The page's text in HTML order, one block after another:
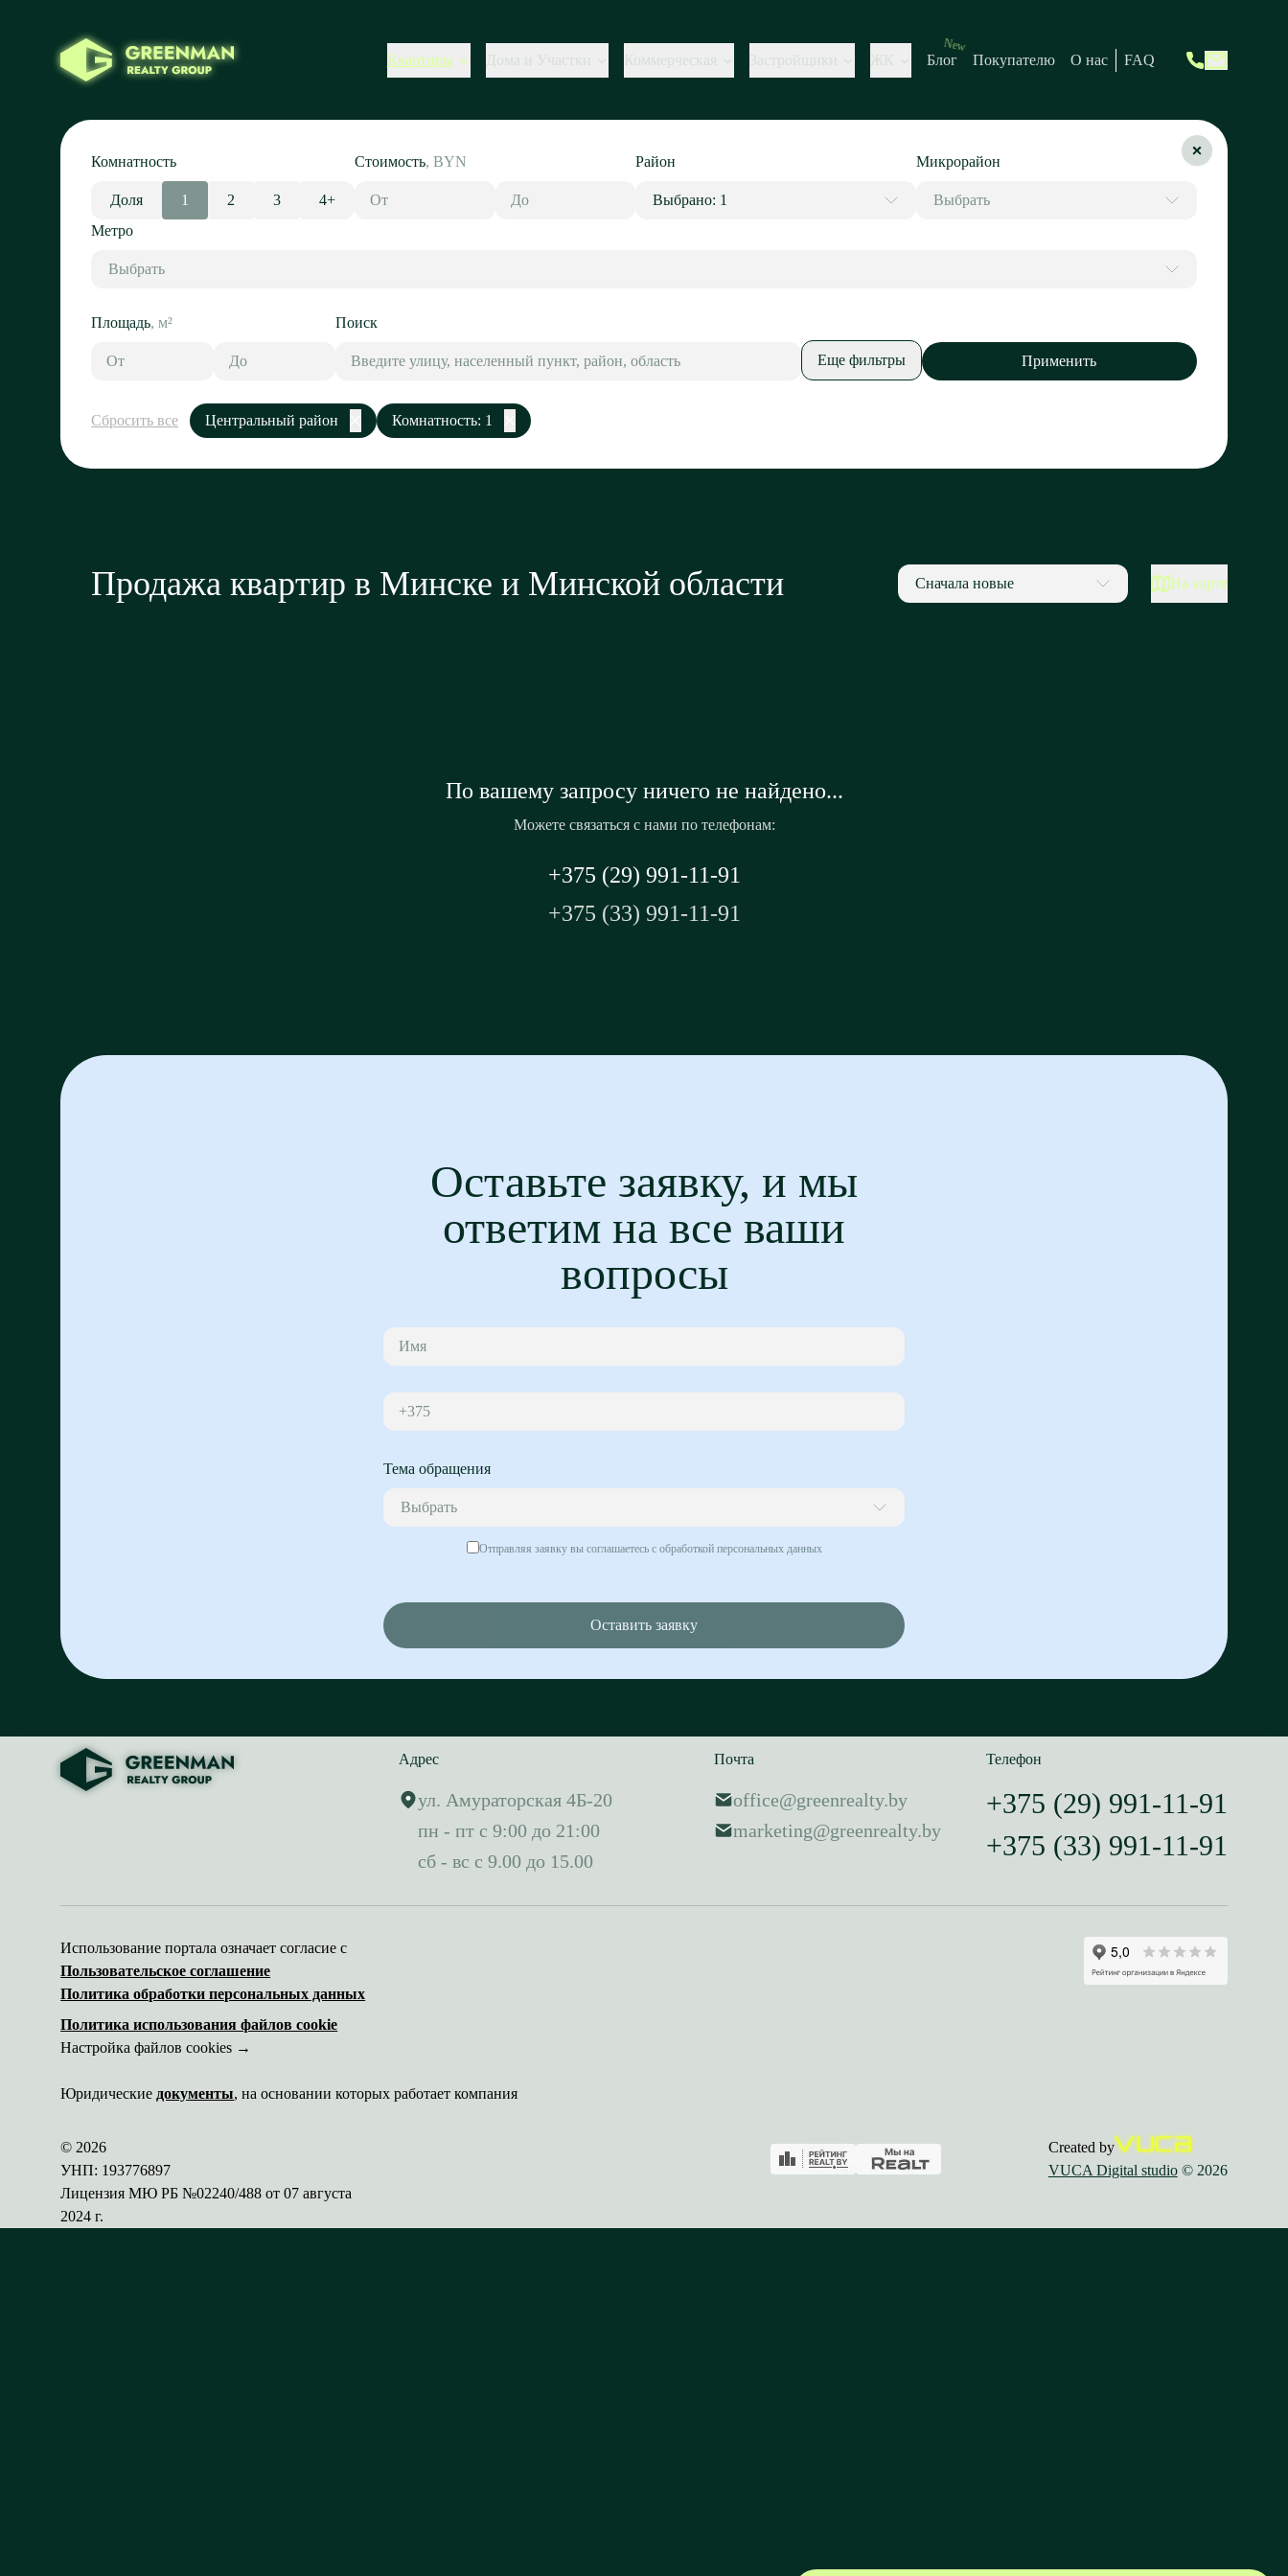
Квартиры Дома и Участки Коммерческая Застройщики ЖК
New
Блог Покупателю О нас FAQ
Комнатность
Доля 1 2 3 4+
Стоимость,BYN Район
Выбрано: 1
Микрорайон
Выбрать
Метро
Выбрать
Площадь,м² Поиск
Еще фильтры Применить
Сбросить все Центральный район Комнатность: 1
Продажа квартир в Минске и Минской области Сначала новые На карте
По вашему запросу ничего не найдено...
Можете связаться с нами по телефонам:
+375 (29) 991-11-91
+375 (33) 991-11-91
Оставьте заявку, и мы
ответим на все ваши
вопросы
+375
Тема обращения
Выбрать
Отправляя заявку вы соглашаетесь с обработкой персональных данных
Оставить заявку
Адрес
ул. Амураторская 4Б-20
пн - пт с 9:00 до 21:00
сб - вс с 9.00 до 15.00
Почта
office@greenrealty.by
marketing@greenrealty.by
Телефон
+375 (29) 991-11-91
+375 (33) 991-11-91
Использование портала означает согласие с
Пользовательское соглашение
Политика обработки персональных данных
Политика использования файлов cookie
Настройка файлов cookies →
Юридические документы, на основании которых работает компания
© 2026
УНП: 193776897
Лицензия МЮ РБ №02240/488 от 07 августа
2024 г.
Created by
VUCA Digital studio © 2026